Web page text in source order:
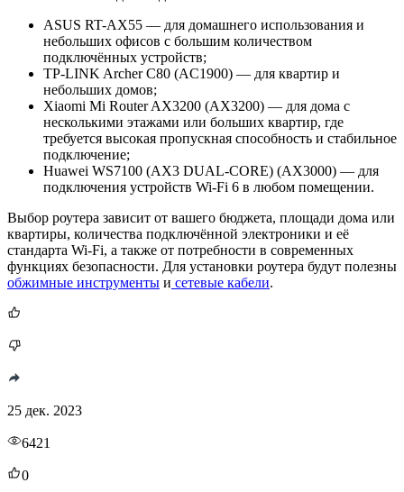
ASUS RT-AX55 — для домашнего использования и
небольших офисов с большим количеством
подключённых устройств;
TP-LINK Archer C80 (AC1900) — для квартир и
небольших домов;
Xiaomi Mi Router AX3200 (AX3200) — для дома с
несколькими этажами или больших квартир, где
требуется высокая пропускная способность и стабильное
подключение;
Huawei WS7100 (AX3 DUAL-CORE) (AX3000) — для
подключения устройств Wi-Fi 6 в любом помещении.
Выбор роутера зависит от вашего бюджета, площади дома или
квартиры, количества подключённой электроники и её
стандарта Wi-Fi, а также от потребности в современных
функциях безопасности. Для установки роутера будут полезны
обжимные инструменты и сетевые кабели.
25 дек. 2023
6421
0